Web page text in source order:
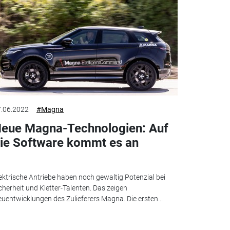
#Magna
Magna-Technologien: Auf
Software kommt es an
Antriebe haben noch gewaltig Potenzial bei
und Kletter-Talenten. Das zeigen
des Zulieferers Magna. Die ersten...